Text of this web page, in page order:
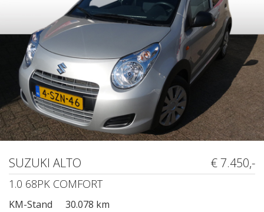
SUZUKI ALTO € 7.450,-
1.0 68PK COMFORT
KM-Stand
30.078 km